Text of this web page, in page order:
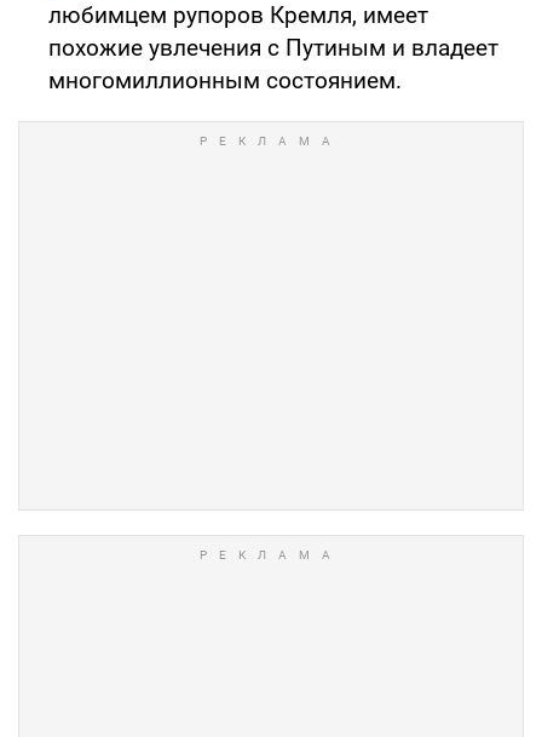
любимцем рупоров Кремля, имеет
похожие увлечения с Путиным и владеет
многомиллионным состоянием.